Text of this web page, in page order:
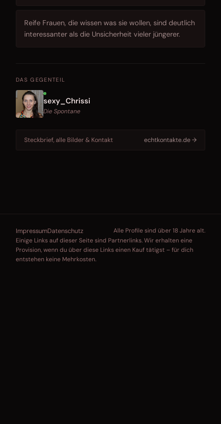
Reife Frauen, die wissen was sie wollen, sind deutlich
interessanter als die Unsicherheit vieler jüngerer.
DAS GEGENTEIL
sexy_Chrissi
Die Spontane
Steckbrief, alle Bilder & Kontakt echtkontakte.de →
ImpressumDatenschutz
Alle Profile sind über 18 Jahre alt.
Einige Links auf dieser Seite sind Partnerlinks. Wir erhalten eine
Provision, wenn du über diese Links einen Kauf tätigst – für dich
entstehen keine Mehrkosten.